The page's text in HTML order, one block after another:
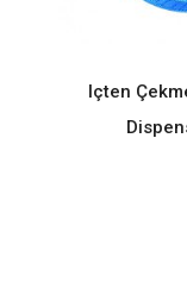
Içten